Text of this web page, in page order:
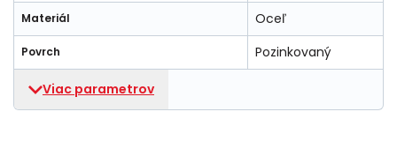
Materiál Oceľ
Povrch Pozinkovaný
Viac parametrov